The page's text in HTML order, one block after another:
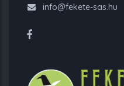
info@fekete-sas.hu